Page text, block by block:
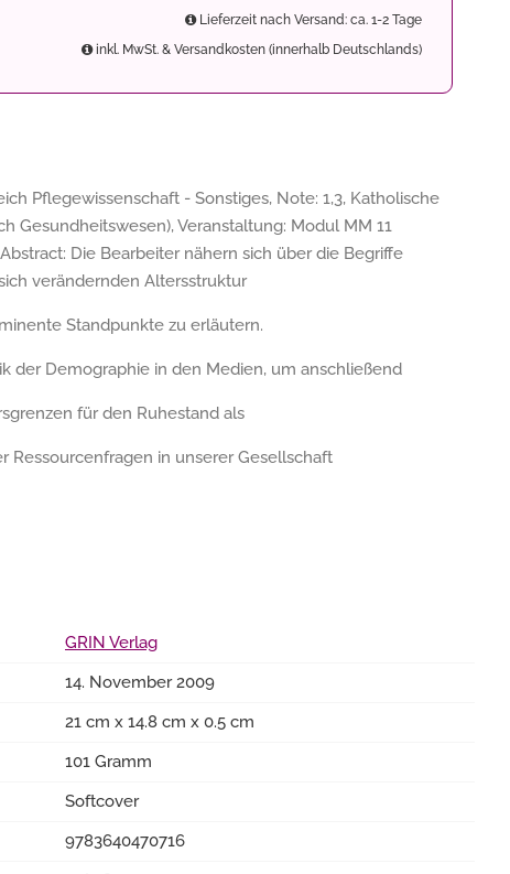
Lieferzeit nach Versand: ca. 1-2 Tage
inkl. MwSt. & Versandkosten (innerhalb Deutschlands)
Pflegewissenschaft - Sonstiges, Note: 1,3, Katholische
Gesundheitswesen), Veranstaltung: Modul MM 11
Die Bearbeiter nähern sich über die Begriffe
verändernden Altersstruktur
Standpunkte zu erläutern.
der Demographie in den Medien, um anschließend
für den Ruhestand als
in unserer Gesellschaft
GRIN Verlag
14. November 2009
21 cm x 14.8 cm x 0.5 cm
101 Gramm
Softcover
9783640470716